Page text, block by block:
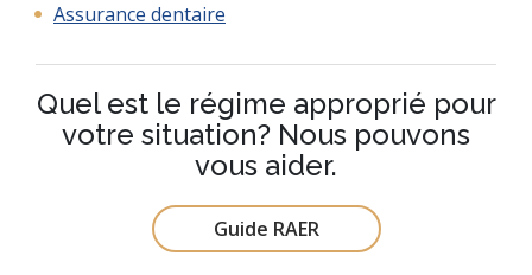
Assurance dentaire
Quel est le régime approprié pour
votre situation? Nous pouvons
vous aider.
Guide RAER